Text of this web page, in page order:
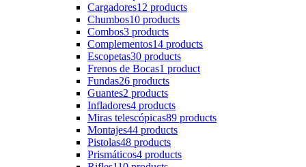
Cargadores12 products
Chumbos10 products
Combos3 products
Complementos14 products
Escopetas30 products
Frenos de Bocas1 product
Fundas26 products
Guantes2 products
Infladores4 products
Miras telescópicas89 products
Montajes44 products
Pistolas48 products
Prismáticos4 products